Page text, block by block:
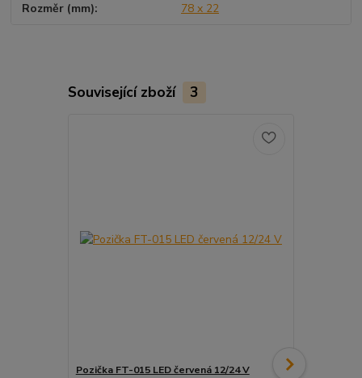
Rozměr (mm) 78 x 22
Související zboží 3
Pozička FT-015 LED červená 12/24 V